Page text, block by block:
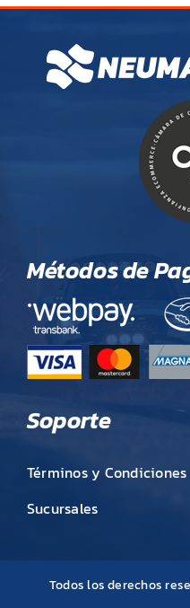
Métodos de
Soporte
Términos y Condiciones
Sucursales
Todos los derechos